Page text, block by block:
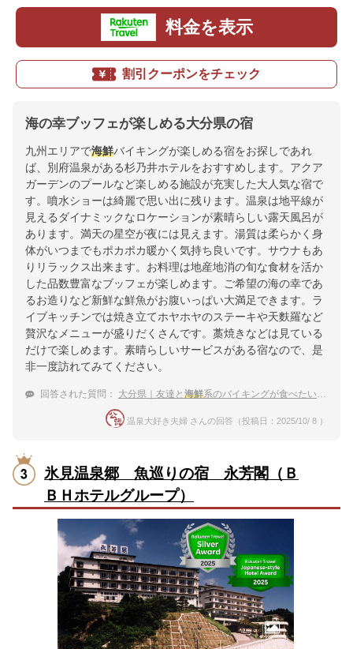
料金を表示
割引クーポンをチェック
海の幸ブッフェが楽しめる大分県の宿
九州エリアで海鮮バイキングが楽しめる宿をお探しであれ
ば、別府温泉がある杉乃井ホテルをおすすめします。アクア
ガーデンのプールなど楽しめる施設が充実した大人気な宿で
す。噴水ショーは綺麗で思い出に残ります。温泉は地平線が
見えるダイナミックなロケーションが素晴らしい露天風呂が
あります。満天の星空が夜には見えます。湯質は柔らかく身
体がいつまでもポカポカ暖かく気持ち良いです。サウナもあ
りリラックス出来ます。お料理は地産地消の旬な食材を活か
した品数豊富なブッフェが楽しめます。ご希望の海の幸であ
るお造りなど新鮮な鮮魚がお腹いっぱい大満足できます。ラ
イブキッチンでは焼き立てホヤホヤのステーキや天麩羅など
贅沢なメニューが盛りだくさんです。藁焼きなどは見ている
だけで楽しめます。素晴らしいサービスがある宿なので、是
非一度訪れてみてください。
回答された質問： 大分県｜友達と 海鮮系のバイキングが食べたい！おすすめの宿は？
温泉大好き夫婦 さんの回答（投稿日：2025/10/ 8 ）
氷見温泉郷 魚巡りの宿 永芳閣（Ｂ
ＢＨホテルグループ）